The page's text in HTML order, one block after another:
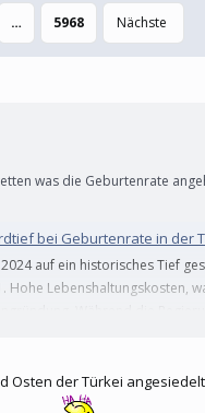
… 5968 Nächste
was die Geburtenrate
bei Geburtenrate in der
auf ein historisches Tief
Hohe Lebenshaltungskosten,
Während die
ein historisches Tief
Osten der Türkei angesiedelt